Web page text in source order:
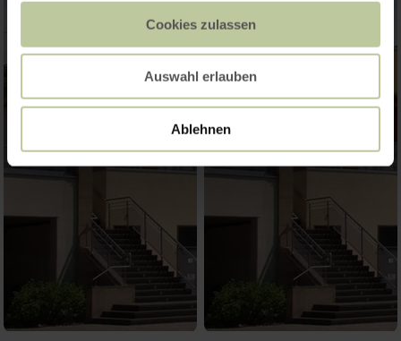
Cookies zulassen
Auswahl erlauben
Ablehnen